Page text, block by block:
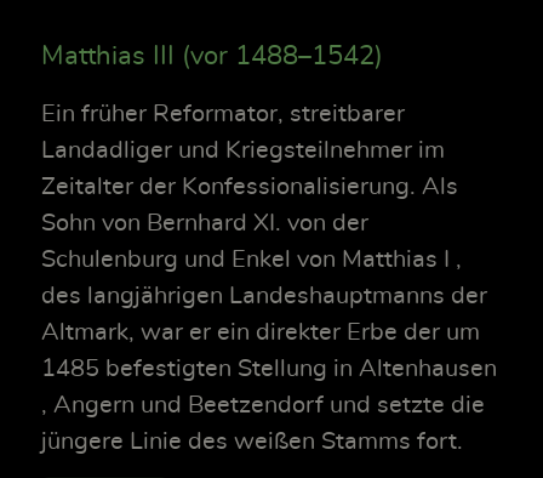
Matthias III (vor 1488–1542)
Ein früher Reformator, streitbarer
Landadliger und Kriegsteilnehmer im
Zeitalter der Konfessionalisierung. Als
Sohn von Bernhard XI. von der
Schulenburg und Enkel von Matthias I ,
des langjährigen Landeshauptmanns der
Altmark, war er ein direkter Erbe der um
1485 befestigten Stellung in Altenhausen
, Angern und Beetzendorf und setzte die
jüngere Linie des weißen Stamms fort.